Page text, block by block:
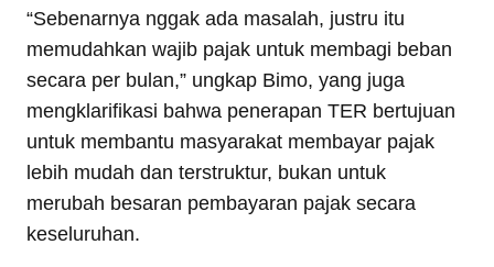
“Sebenarnya nggak ada masalah, justru itu
memudahkan wajib pajak untuk membagi beban
secara per bulan,” ungkap Bimo, yang juga
mengklarifikasi bahwa penerapan TER bertujuan
untuk membantu masyarakat membayar pajak
lebih mudah dan terstruktur, bukan untuk
merubah besaran pembayaran pajak secara
keseluruhan.